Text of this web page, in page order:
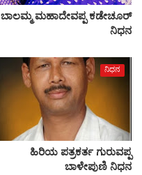
ಬಾಲಮ್ಮ ಮಹಾದೇವಪ್ಪ ಕಡೇಚೂರ್
ನಿಧನ
ನಿಧನ
ಹಿರಿಯ ಪತ್ರಕರ್ತ ಗುರುವಪ್ಪ
ಬಾಳೇಪುಣಿ ನಿಧನ